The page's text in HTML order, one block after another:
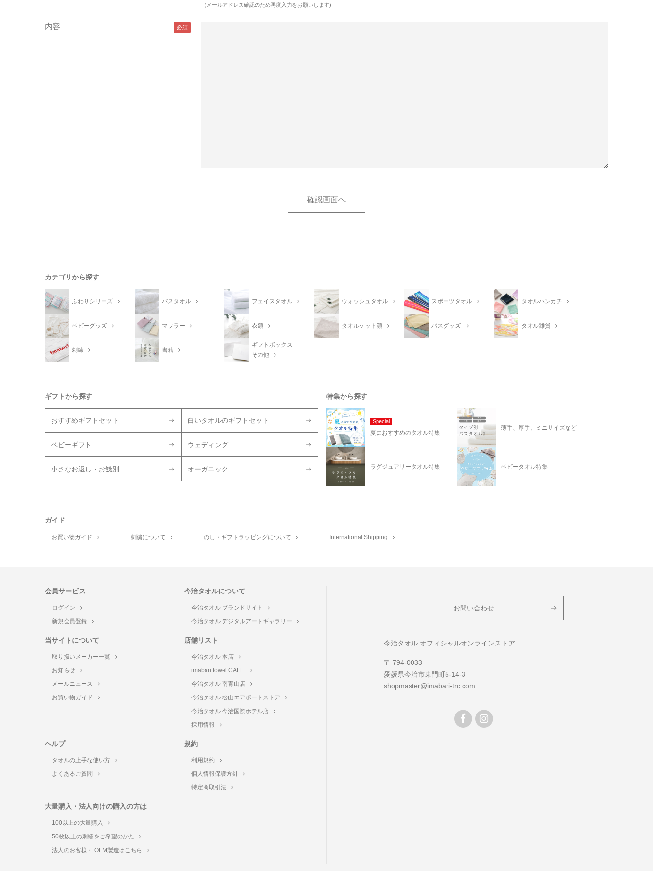
（メールアドレス確認のため再度入力をお願いします)
内容
カテゴリから探す
ふわりシリーズ バスタオル フェイスタオル ウォッシュタオル スポーツタオル タオルハンカチ
ベビーグッズ マフラー 衣類 タオルケット類 バスグッズ タオル雑貨
刺繍 書籍
ギフトボックス
その他
ギフトから探す
おすすめギフトセット 白いタオルのギフトセット
ベビーギフト ウェディング
小さなお返し・お餞別 オーガニック
特集から探す
Special
夏におすすめのタオル特集
薄手、厚手、ミニサイズなど
ラグジュアリータオル特集 ベビータオル特集
ガイド
お買い物ガイド 刺繍について のし・ギフトラッピングについて International Shipping
会員サービス
ログイン
新規会員登録
今治タオルについて
今治タオル ブランドサイト
今治タオル デジタルアートギャラリー
当サイトについて
取り扱いメーカー一覧
お知らせ
メールニュース
お買い物ガイド
店舗リスト
今治タオル 本店
imabari towel CAFE
今治タオル 南青山店
今治タオル 松山エアポートストア
今治タオル 今治国際ホテル店
採用情報
ヘルプ
タオルの上手な使い方
よくあるご質問
規約
利用規約
個人情報保護方針
特定商取引法
大量購入・法人向けの購入の方は
100以上の大量購入
50枚以上の刺繍をご希望のかた
法人のお客様・ OEM製造はこちら
お問い合わせ
今治タオル オフィシャルオンラインストア
〒 794-0033
愛媛県今治市東門町5-14-3
shopmaster@imabari-trc.com